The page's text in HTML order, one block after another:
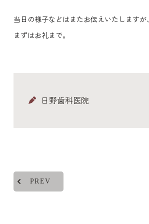
当日の様子などはまたお伝えいたしますが、
まずはお礼まで。
日野歯科医院
PREV